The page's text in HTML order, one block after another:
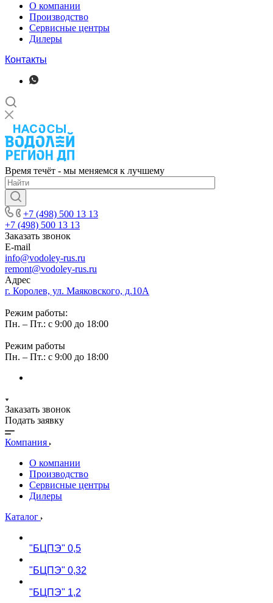
О компании
Производство
Сервисные центры
Дилеры
Контакты
Время течёт - мы меняемся к лучшему
+7 (498) 500 13 13
+7 (498) 500 13 13
Заказать звонок
E-mail
info@vodoley-rus.ru
remont@vodoley-rus.ru
Адрес
г. Королев, ул. Маяковского, д.10А
Режим работы:
Пн. – Пт.: с 9:00 до 18:00
Режим работы
Пн. – Пт.: с 9:00 до 18:00
Заказать звонок
Подать заявку
Компания
О компании
Производство
Сервисные центры
Дилеры
Каталог
"БЦПЭ" 0,5
"БЦПЭ" 0,32
"БЦПЭ" 1,2